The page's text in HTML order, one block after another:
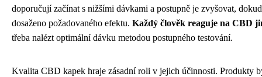
doporučují začínat s nižšími dávkami a postupně je zvyšovat,
dosaženo požadovaného efektu. Každý člověk reaguje na CBD
třeba nalézt optimální dávku metodou postupného testování.
Kvalita CBD kapek hraje zásadní roli v jejich účinnosti. Produkty